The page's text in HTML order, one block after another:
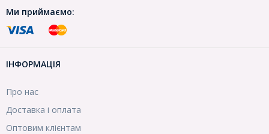
Ми приймаємо:
ІНФОРМАЦІЯ
Про нас
Доставка і оплата
Оптовим клієнтам